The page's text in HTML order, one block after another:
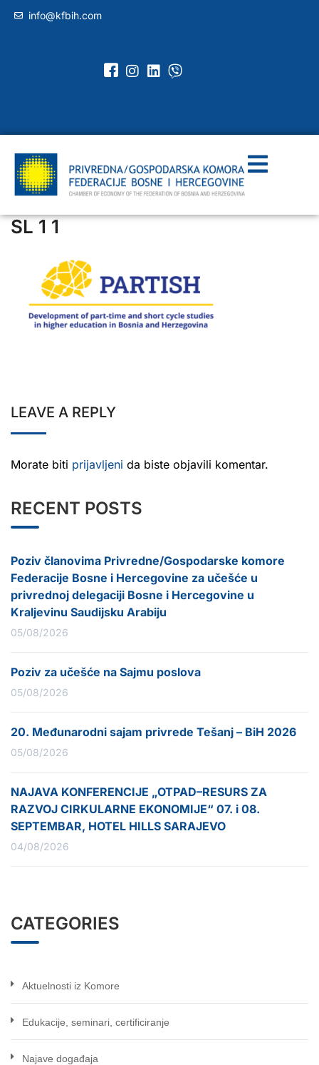
info@kfbih.com
SL 1 1
LEAVE A REPLY
Morate biti prijavljeni da biste objavili komentar.
RECENT POSTS
Poziv članovima Privredne/Gospodarske komore
Federacije Bosne i Hercegovine za učešće u
privrednoj delegaciji Bosne i Hercegovine u
Kraljevinu Saudijsku Arabiju
05/08/2026
Poziv za učešće na Sajmu poslova
05/08/2026
20. Međunarodni sajam privrede Tešanj – BiH 2026
05/08/2026
NAJAVA KONFERENCIJE „OTPAD–RESURS ZA
RAZVOJ CIRKULARNE EKONOMIJE“ 07. i 08.
SEPTEMBAR, HOTEL HILLS SARAJEVO
04/08/2026
CATEGORIES
Aktuelnosti iz Komore
Edukacije, seminari, certificiranje
Najave događaja